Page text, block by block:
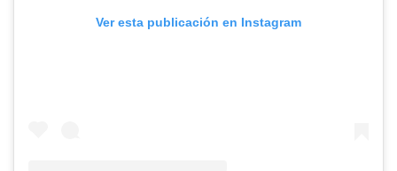
Ver esta publicación en Instagram